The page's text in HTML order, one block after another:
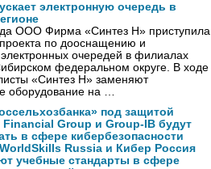
электронную очередь в
ООО Фирма «Синтез Н» приступила
по дооснащению и
электронных очередей в филиалах
федеральном округе. В ходе
«Синтез Н» заменяют
оборудование на …
под защитой
Financial Group и Group-IB будут
в сфере кибербезопасности
Russia и Кибер Россия
учебные стандарты в сфере